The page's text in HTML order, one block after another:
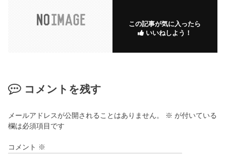
この記事が気に入ったら
いいねしよう！
コメントを残す
メールアドレスが公開されることはありません。 ※ が付いている
欄は必須項目です
コメント ※